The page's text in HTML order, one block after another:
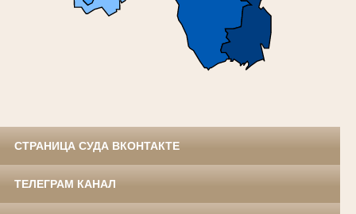
СТРАНИЦА СУДА ВКОНТАКТЕ
ТЕЛЕГРАМ КАНАЛ